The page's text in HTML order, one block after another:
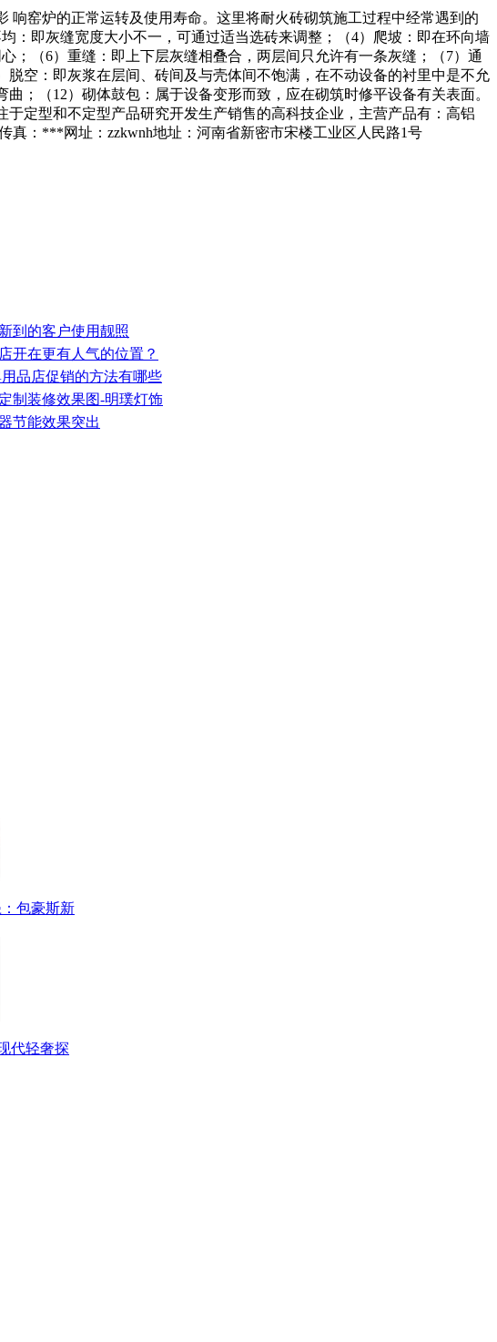
窑炉的正常运转及使用寿命。这里将耐火砖砌筑施工过程中经常遇到的
：即灰缝宽度大小不一，可通过适当选砖来调整；（4）爬坡：即在环向墙
；（6）重缝：即上下层灰缝相叠合，两层间只允许有一条灰缝；（7）通
空：即灰浆在层间、砖间及与壳体间不饱满，在不动设备的衬里中是不允
；（12）砌体鼓包：属于设备变形而致，应在砌筑时修平设备有关表面。
定型和不定型产品研究开发生产销售的高科技企业，主营产品有：高铝
：***网址：zzkwnh地址：河南省新密市宋楼工业区人民路1号
到的客户使用靓照
开在更有人气的位置？
品店促销的方法有哪些
制装修效果图-明璞灯饰
节能效果突出
包豪斯新
代轻奢探